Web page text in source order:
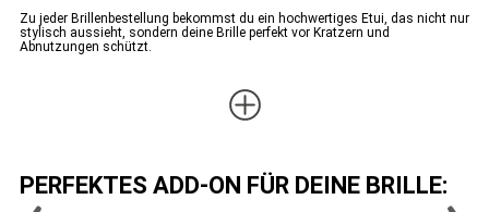
Zu jeder Brillenbestellung bekommst du ein hochwertiges Etui, das nicht nur
stylisch aussieht, sondern deine Brille perfekt vor Kratzern und
Abnutzungen schützt.
PERFEKTES ADD-ON FÜR DEINE BRILLE: